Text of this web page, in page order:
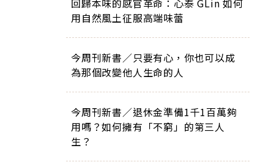
回歸本味的感官革命：心泰 GLin 如何
用自然風土征服高端味蕾
今周刊新書／只要有心，你也可以成
為那個改變他人生命的人
今周刊新書／退休金準備1千1百萬夠
用嗎？如何擁有「不窮」的第三人
生？